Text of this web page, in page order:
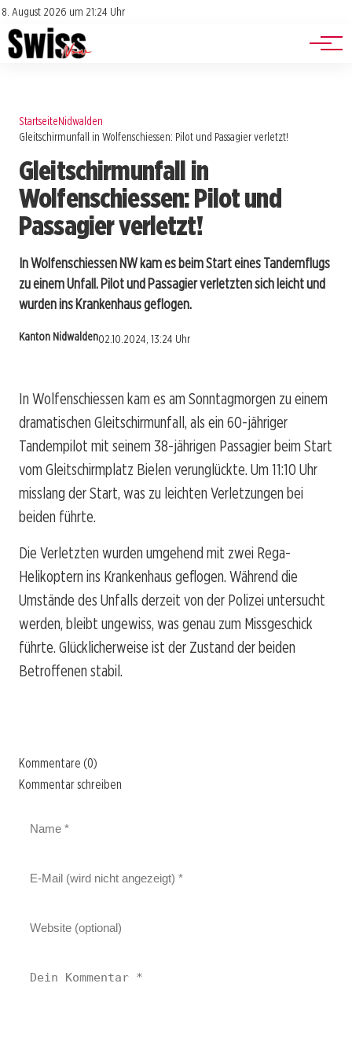
8. August 2026 um 21:24 Uhr
Impressum
Datenschutz
Jobs
Events
StartseiteNidwalden
Gleitschirmunfall in Wolfenschiessen: Pilot und Passagier verletzt!
Gleitschirmunfall in
Wolfenschiessen: Pilot und
Passagier verletzt!
In Wolfenschiessen NW kam es beim Start eines Tandemflugs
zu einem Unfall. Pilot und Passagier verletzten sich leicht und
wurden ins Krankenhaus geflogen.
Kanton Nidwalden02.10.2024, 13:24 Uhr
In Wolfenschiessen kam es am Sonntagmorgen zu einem
dramatischen Gleitschirmunfall, als ein 60-jähriger
Tandempilot mit seinem 38-jährigen Passagier beim Start
vom Gleitschirmplatz Bielen verunglückte. Um 11:10 Uhr
misslang der Start, was zu leichten Verletzungen bei
beiden führte.
Die Verletzten wurden umgehend mit zwei Rega-
Helikoptern ins Krankenhaus geflogen. Während die
Umstände des Unfalls derzeit von der Polizei untersucht
werden, bleibt ungewiss, was genau zum Missgeschick
führte. Glücklicherweise ist der Zustand der beiden
Betroffenen stabil.
Kommentare (0)
Kommentar schreiben